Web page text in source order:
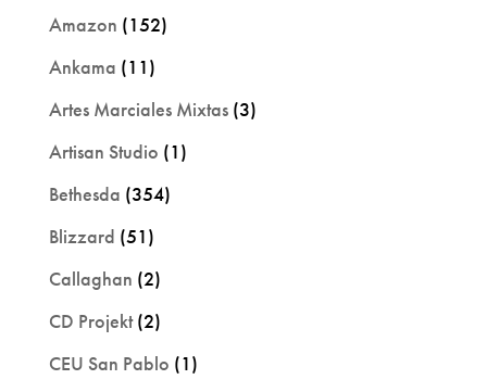
Amazon (152)
Ankama (11)
Artes Marciales Mixtas(3)
Artisan Studio (1)
Bethesda (354)
Blizzard (51)
Callaghan (2)
CD Projekt(2)
CEU San Pablo (1)